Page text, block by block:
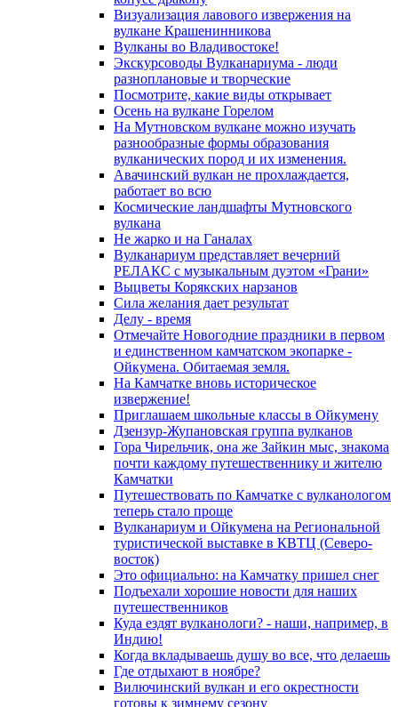
Визуализация лавового извержения на
вулкане Крашенинникова
Вулканы во Владивостоке!
Экскурсоводы Вулканариума - люди
разноплановые и творческие
Посмотрите, какие виды открывает
Осень на вулкане Горелом
На Мутновском вулкане можно изучать
разнообразные формы образования
вулканических пород и их изменения.
Авачинский вулкан не прохлаждается,
работает во всю
Космические ландшафты Мутновского
вулкана
Не жарко и на Ганалах
Вулканариум представляет вечерний
РЕЛАКС с музыкальным дуэтом «Грани»
Выцветы Корякских нарзанов
Сила желания дает результат
Делу - время
Отмечайте Новогодние праздники в первом
и единственном камчатском экопарке -
Ойкумена. Обитаемая земля.
На Камчатке вновь историческое
извержение!
Приглашаем школьные классы в Ойкумену
Дзензур-Жупановская группа вулканов
Гора Чирельчик, она же Зайкин мыс, знакома
почти каждому путешественнику и жителю
Камчатки
Путешествовать по Камчатке с вулканологом
теперь стало проще
Вулканариум и Ойкумена на Региональной
туристической выставке в КВТЦ (Северо-
восток)
Это официально: на Камчатку пришел снег
Подъехали хорошие новости для наших
путешественников
Куда ездят вулканологи? - наши, например, в
Индию!
Когда вкладываешь душу во все, что делаешь
Где отдыхают в ноябре?
Вилючинский вулкан и его окрестности
готовы к зимнему сезону